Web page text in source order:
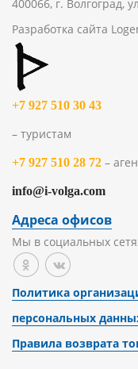
400066, г. Волгоград,
Разработка сайта
+7 927 510 30 43
– туристам
+7 927 510 28 72 –
info@i-volga.com
Адреса офисов
Мы в социальных
Политика
персональных
Правила возврата